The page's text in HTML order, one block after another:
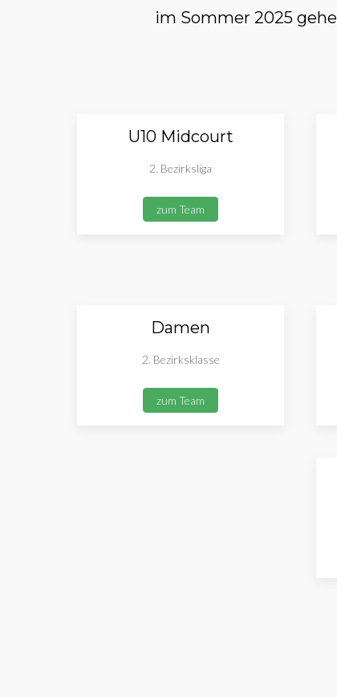
im Sommer 2025
U10 Midcourt
2. Bezirksliga
zum Team
Damen
2. Bezirksklasse
zum Team